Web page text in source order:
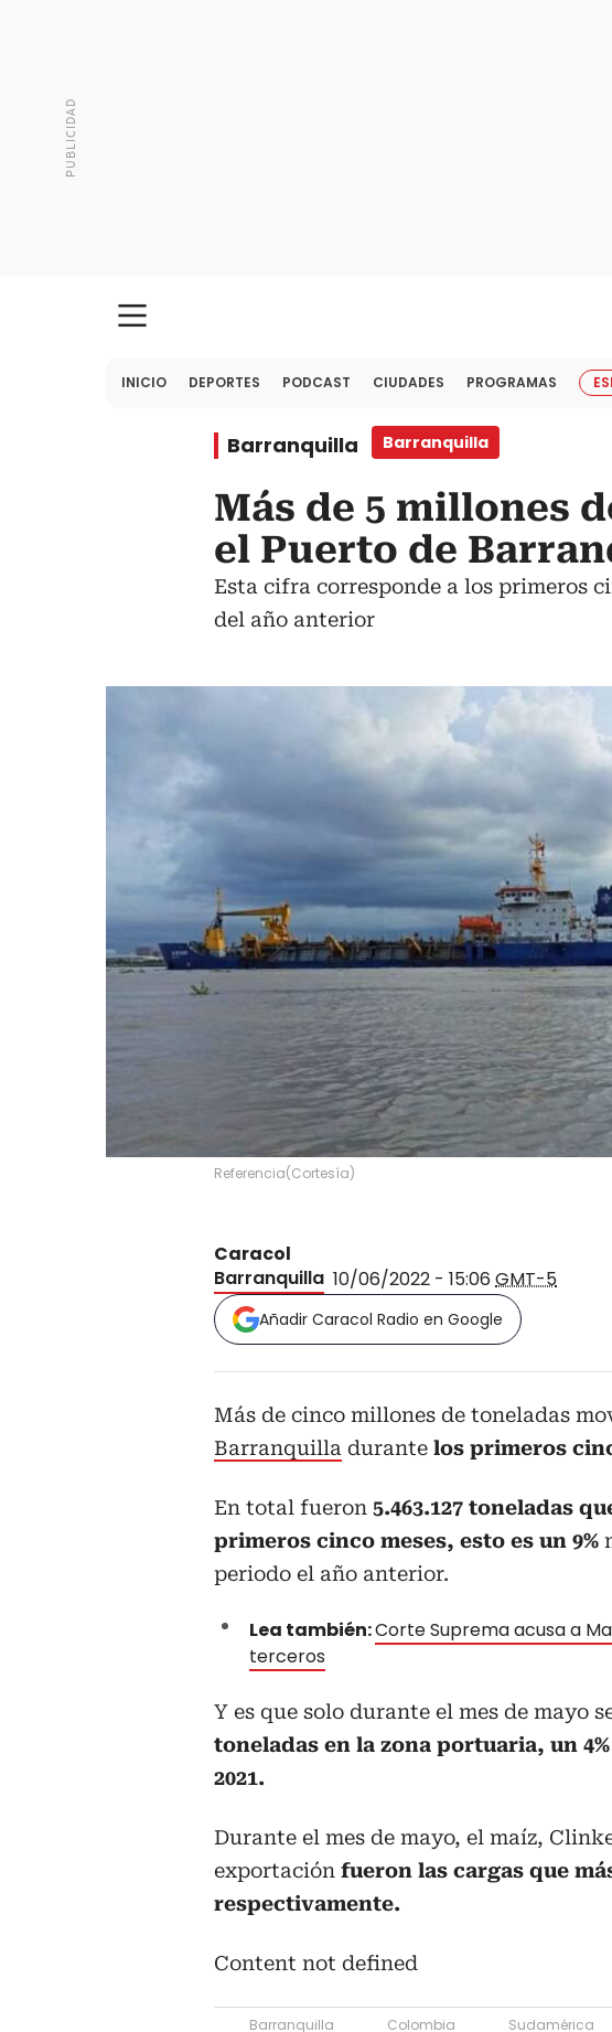
INICIO DEPORTES PODCAST CIUDADES PROGRAMAS
Barranquilla Barranquilla
Más de 5 millones
el Puerto de
Esta cifra corresponde a los primeros
del año anterior
Referencia(Cortesía)
Caracol
Barranquilla 10/06/2022 - 15:06 GMT-5
Añadir Caracol Radio en Google
Más de cinco millones de toneladas
Barranquilla durante los primeros
En total fueron 5.463.127 toneladas
primeros cinco meses, esto es un 9%
periodo el año anterior.
Lea también:Corte Suprema acusa a
terceros
Y es que solo durante el mes de mayo
toneladas en la zona portuaria, un
2021.
Durante el mes de mayo, el maíz,
exportación fueron las cargas que
respectivamente.
Content not defined
Barranquilla Colombia Sudamérica